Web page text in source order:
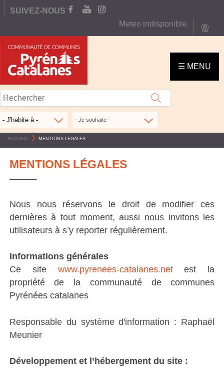
Aller
principal
SUIVEZ-NOUS FACEBOOK
YOUTUBE
INSTAGRAM
Meteo indisponible.
C
M
M
U
N
A
T
É
D
E
C
M
U
E
S
☰ MENU
- Je souhaite -
ACCUEIL MENTIONS LEGALES
MENTIONS LÉGALES
Nous nous réservons le droit de modifier ces
dernières à tout moment, aussi nous invitons les
utilisateurs à s’y reporter régulièrement.
Informations générales
Ce site www.pyrenees-catalanes.netest la
propriété de la communauté de communes
Pyrénées catalanes
Responsable du système d'information : Raphaël
Meunier
Développement et l’hébergement du site :